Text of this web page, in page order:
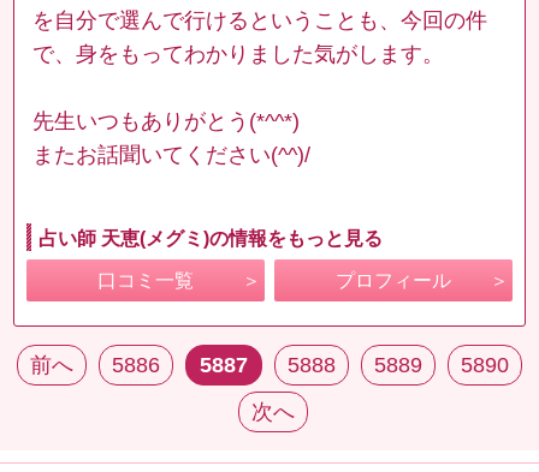
を自分で選んで行けるということも、今回の件
で、身をもってわかりました気がします。
先生いつもありがとう(*^^*)
またお話聞いてください(^^)/
占い師 天恵(メグミ)の情報をもっと見る
口コミ一覧 プロフィール
前へ 5886 5887 5888 5889
5890
次へ